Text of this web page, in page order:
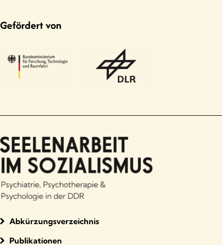
Gefördert von
Abkürzungsverzeichnis
Publikationen